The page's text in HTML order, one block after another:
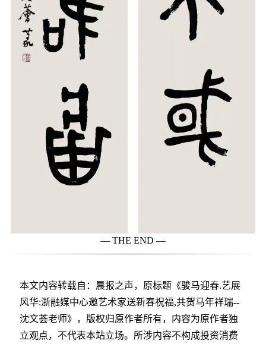
— THE END —
本文内容转载自：晨报之声，原标题《骏马迎春.艺展
风华:浙融媒中心邀艺术家送新春祝福,共贺马年祥瑞--
沈文荟老师》，版权归原作者所有，内容为原作者独
立观点，不代表本站立场。所涉内容不构成投资消费